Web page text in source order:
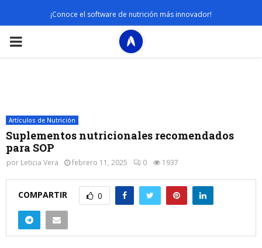
¡Conoce el software de nutrición más innovador!
PRIMARY
Artículos de Nutrición
Suplementos nutricionales recomendados
para SOP
por Leticia Vera febrero 11, 2025 0 1937
COMPARTIR 0